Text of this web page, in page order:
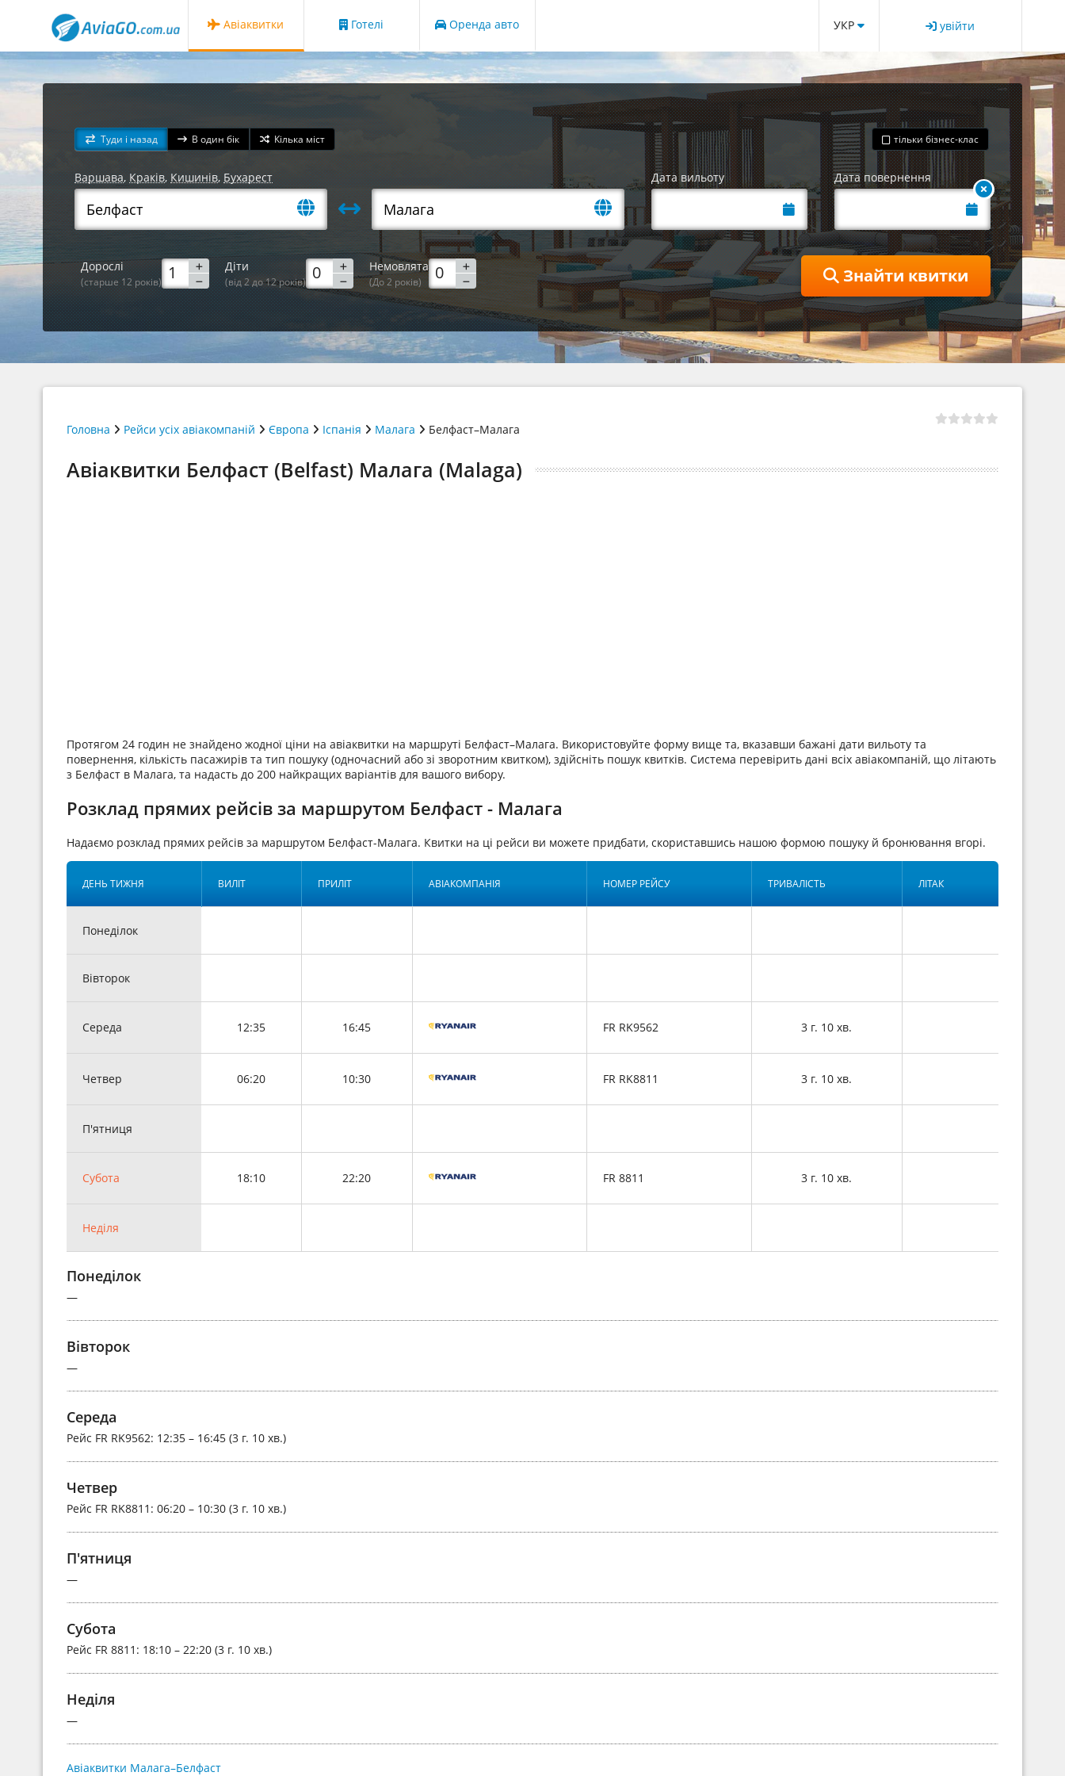
Авіаквитки Готелі Оренда авто УКР увійти
Туди і назад В один бік Кілька міст тільки бізнес-клас
Варшава, Краків, Кишинів, Бухарест Дата вильоту Дата повернення
Дорослі
(старше 12 років)
Діти
(від 2 до 12 років)
Немовлята
(До 2 років) Знайти квитки
Головна Рейси усіх авіакомпаній Європа Іспанія Малага Белфаст–Малага
Авіаквитки Белфаст (Belfast) Малага (Malaga)
Протягом 24 годин не знайдено жодної ціни на авіаквитки на маршруті Белфаст–Малага. Використовуйте форму вище та, вказавши бажані дати вильоту та
повернення, кількість пасажирів та тип пошуку (одночасний або зі зворотним квитком), здійсніть пошук квитків. Система перевірить дані всіх авіакомпаній, що літають
з Белфаст в Малага, та надасть до 200 найкращих варіантів для вашого вибору.
Розклад прямих рейсів за маршрутом Белфаст - Малага
Надаємо розклад прямих рейсів за маршрутом Белфаст-Малага. Квитки на ці рейси ви можете придбати, скориставшись нашою формою пошуку й бронювання вгорі.
ДЕНЬ ТИЖНЯ ВИЛІТ ПРИЛІТ АВІАКОМПАНІЯ НОМЕР РЕЙСУ ТРИВАЛІСТЬ ЛІТАК
Понеділок
Вівторок
Середа 12:35 16:45 FR RK9562 3 г. 10 хв.
Четвер 06:20 10:30 FR RK8811 3 г. 10 хв.
П'ятниця
Субота 18:10 22:20 FR 8811 3 г. 10 хв.
Неділя
Понеділок
—
Вівторок
—
Середа
Рейс FR RK9562: 12:35 – 16:45 (3 г. 10 хв.)
Четвер
Рейс FR RK8811 : 06:20 – 10:30 (3 г. 10 хв.)
П'ятниця
—
Субота
Рейс FR 8811 : 18:10 – 22:20 (3 г. 10 хв.)
Неділя
—
Авіаквитки Малага–Белфаст